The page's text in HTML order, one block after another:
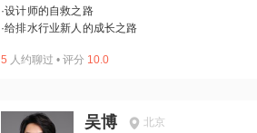
·设计师的自救之路
·给排水行业新人的成长之路
5 人约聊过 • 评分 10.0
吴博
北京